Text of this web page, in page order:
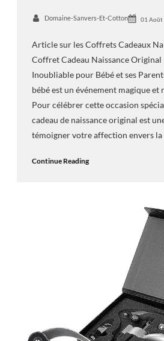
Domaine-Sanvers-Et-Cotton 01 Août
Article sur les Coffrets Cadeaux
Coffret Cadeau Naissance Original
Inoubliable pour Bébé et ses
bébé est un événement magique et
Pour célébrer cette occasion
cadeau de naissance original est
témoigner votre affection envers
Continue Reading